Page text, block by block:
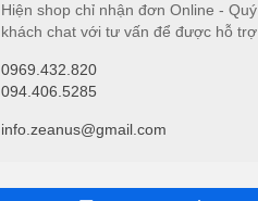
Hiện shop chỉ nhận đơn Online - Quý
khách chat với tư vấn để được hỗ trợ
0969.432.820
094.406.5285
info.zeanus@gmail.com